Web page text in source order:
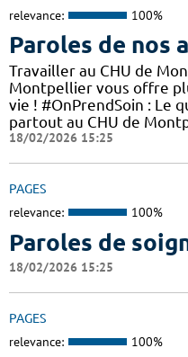
relevance: 100%
Paroles de nos
Travailler au CHU de
Montpellier vous offre
vie ! #OnPrendSoin : Le
partout au CHU de
18/02/2026 15:25
PAGES
relevance: 100%
Paroles de
18/02/2026 15:25
PAGES
relevance: 100%